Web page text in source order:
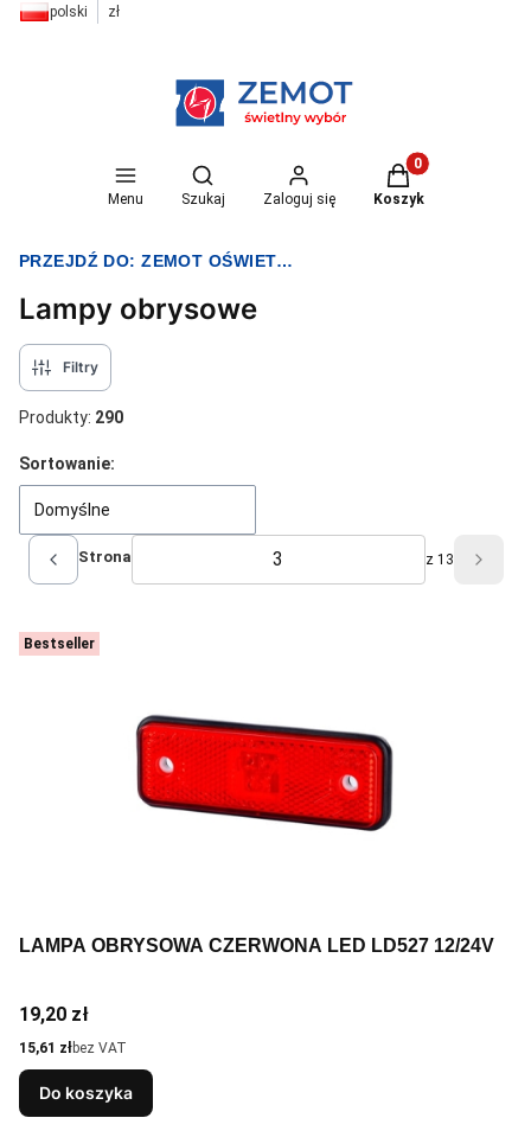
polski zł
Menu
Otwórz wyszukiwarkę
Szukaj Zaloguj się
Produkty w
Koszyk
PRZEJDŹ DO:ZEMOT OŚWIETLENIE I ELEKTRYKA
Lampy obrysowe
Filtry
Produkty: 290
Lista produktów
Sortowanie:
Domyślne
Poprzednie produkty
Strona z 13
Bestseller
LAMPA OBRYSOWA CZERWONA LED LD527 12/24V
Cena
19,20 zł
Cena
15,61 złbez VAT
Do koszyka